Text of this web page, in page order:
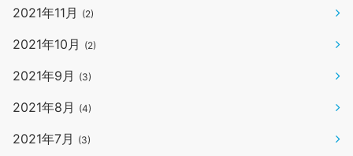
2021年11月 (2)
2021年10月 (2)
2021年9月 (3)
2021年8月 (4)
2021年7月 (3)